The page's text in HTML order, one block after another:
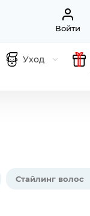
Войти
Уход
Стайлинг волос